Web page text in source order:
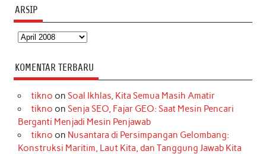
ARSIP
Arsip
KOMENTAR TERBARU
tikno on Soal Ikhlas, Kita Semua Masih Amatir
tikno on Senja SEO, Fajar GEO: Saat Mesin Pencari
Berganti Menjadi Mesin Penjawab
tikno on Nusantara di Persimpangan Gelombang:
Konstruksi Maritim, Laut Kita, dan Tanggung Jawab Kita